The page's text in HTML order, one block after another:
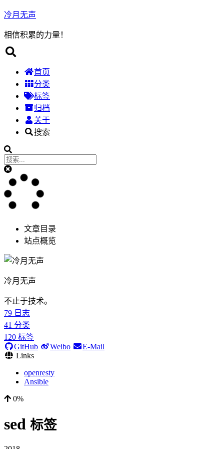
冷月无声
相信积累的力量！
首页
分类
标签
归档
关于
搜索
文章目录
站点概览
冷月无声
不止于技术。
79 日志
41 分类
120 标签
GitHub
Weibo
E-Mail
Links
openresty
Ansible
0%
sed 标签